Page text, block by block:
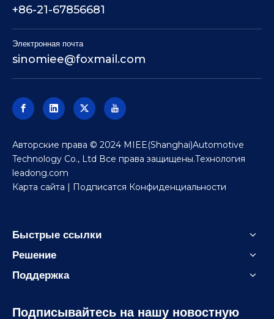
+86-21-67856681
Электронная почта
sinomiee@foxmail.com
Авторские права © 2024 MIEE(Shanghai)Automotive
Technology Co., Ltd Все права защищены.Технология
leadong.com
Карта сайта | Подписатся Конфиденциальности
Быстрые ссылки
Решение
Поддержка
Подписывайтесь на нашу новостную